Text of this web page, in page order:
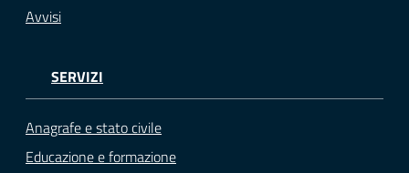
Avvisi
SERVIZI
Anagrafe e stato civile
Educazione e formazione